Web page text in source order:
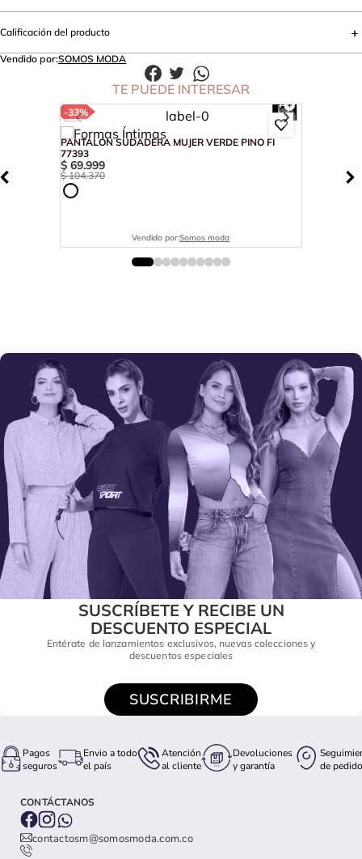
Calificación del producto
Vendido por:SOMOS MODA
TE PUEDE INTERESAR
-33%
PANTALÓN SUDADERA MUJER VERDE PINO FI
77393
$ 69.999
$ 104.370
Vendido por:Somos moda
SUSCRÍBETE Y RECIBE UN
DESCUENTO ESPECIAL
Entérate de lanzamientos exclusivos, nuevas colecciones y
descuentos especiales
SUSCRIBIRME
Pagos
seguros
Envio a todo
el país
Atención
al cliente
Devoluciones
y garantía
de pedido
CONTÁCTANOS
contactosm@somosmoda.com.co